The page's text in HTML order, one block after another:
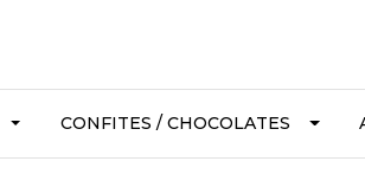
CONFITES / CHOCOLATES